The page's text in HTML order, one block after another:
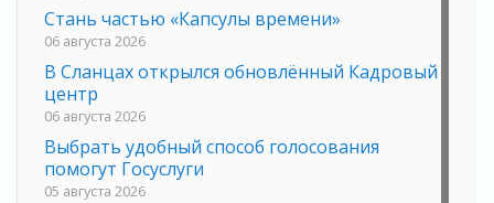
Стань частью «Капсулы времени»
06 августа 2026
В Сланцах открылся обновлённый Кадровый
центр
06 августа 2026
Выбрать удобный способ голосования
помогут Госуслуги
05 августа 2026